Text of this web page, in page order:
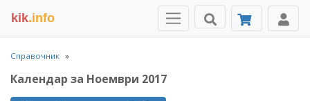
kik.info
Справочник
Календар за Ноември 2017